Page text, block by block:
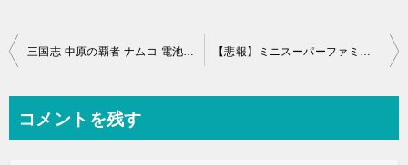
投
ビ
コメントを残す